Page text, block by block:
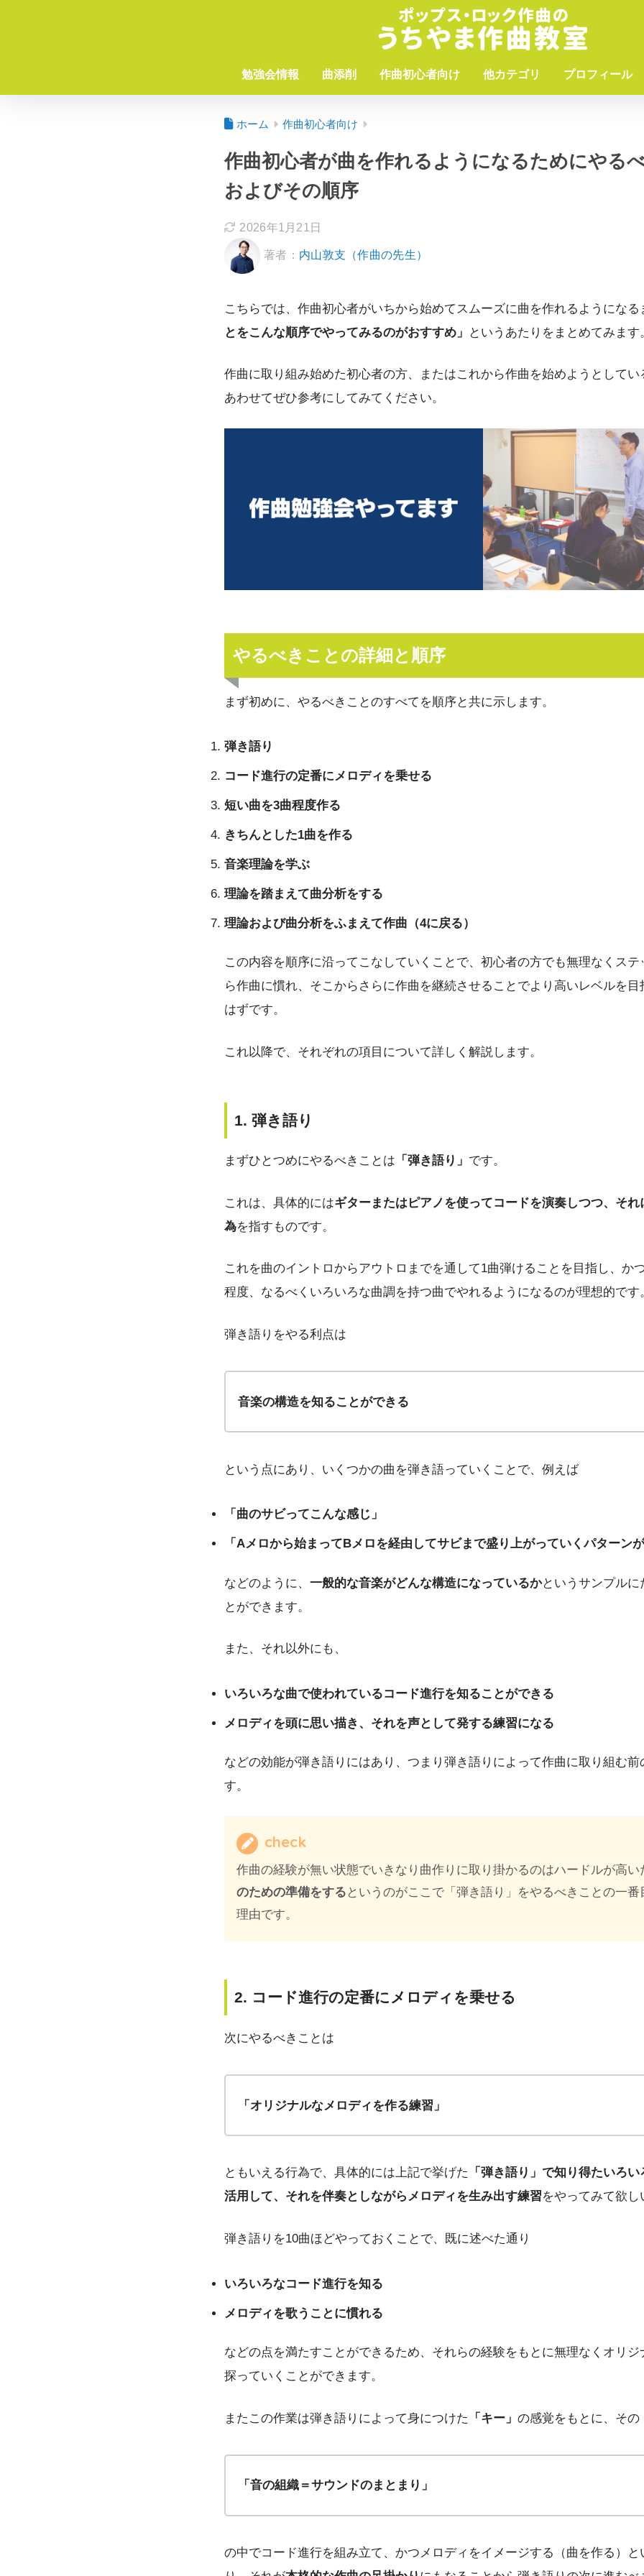
勉強会情報 曲添削 作曲初心者向け 他カテゴリ プロフィール
ホーム 作曲初心者向け
作曲初心者が曲を作れるようになるためにやるべ
およびその順序
2026年1月21日
著者： 内山敦支（作曲の先生）
こちらでは、作曲初心者がいちから始めてスムーズに曲を作れるようになる
とをこんな順序でやってみるのがおすすめ」
というあたりをまとめてみます
作曲に取り組み始めた初心者の方、またはこれから作曲を始めようとしてい
あわせてぜひ参考にしてみてください。
やるべきことの詳細と順序
まず初めに、やるべきことのすべてを順序と共に示します。
弾き語り
コード進行の定番にメロディを乗せる
短い曲を3曲程度作る
きちんとした1曲を作る
音楽理論を学ぶ
理論を踏まえて曲分析をする
理論および曲分析をふまえて作曲（4に戻る）
この内容を順序に沿ってこなしていくことで、初心者の方でも無理なくス
ら作曲に慣れ、そこからさらに作曲を継続させることでより高いレベルを目
はずです。
これ以降で、それぞれの項目について詳しく解説します。
1. 弾き語り
まずひとつめにやるべきことは 「弾き語り」 です。
これは、具体的にはギターまたはピアノを使ってコードを演奏しつつ、そ
為を指すものです。
これを曲のイントロからアウトロまでを通して1曲弾けることを目指し、か
程度、なるべくいろいろな曲調を持つ曲でやれるようになるのが理想的です
弾き語りをやる利点は
音楽の構造を知ることができる
という点にあり、いくつかの曲を弾き語っていくことで、例えば
「曲のサビってこんな感じ」
「Aメロから始まってBメロを経由してサビまで盛り上がっていくパターンが
などのように、 一般的な音楽がどんな構造になっているかというサンプルに
とができます。
また、それ以外にも、
いろいろな曲で使われているコード進行を知ることができる
メロディを頭に思い描き、それを声として発する練習になる
などの効能が弾き語りにはあり、つまり弾き語りによって作曲に取り組む前
す。
check
作曲の経験が無い状態でいきなり曲作りに取り掛かるのはハードルが高い
のための準備をする というのがここで「弾き語り」をやるべきことの一番
理由です。
2. コード進行の定番にメロディを乗せる
次にやるべきことは
「オリジナルなメロディを作る練習」
ともいえる行為で、具体的には上記で挙げた
「弾き語り」で知り得たいろ
活用して、それを伴奏としながらメロディを生み出す練習をやってみて欲し
弾き語りを10曲ほどやっておくことで、既に述べた通り
いろいろなコード進行を知る
メロディを歌うことに慣れる
などの点を満たすことができるため、それらの経験をもとに無理なくオリジ
探っていくことができます。
またこの作業は弾き語りによって身につけた 「キー」 の感覚をもとに、その
「音の組織＝サウンドのまとまり」
の中でコード進行を組み立て、かつメロディをイメージする（曲を作る）と